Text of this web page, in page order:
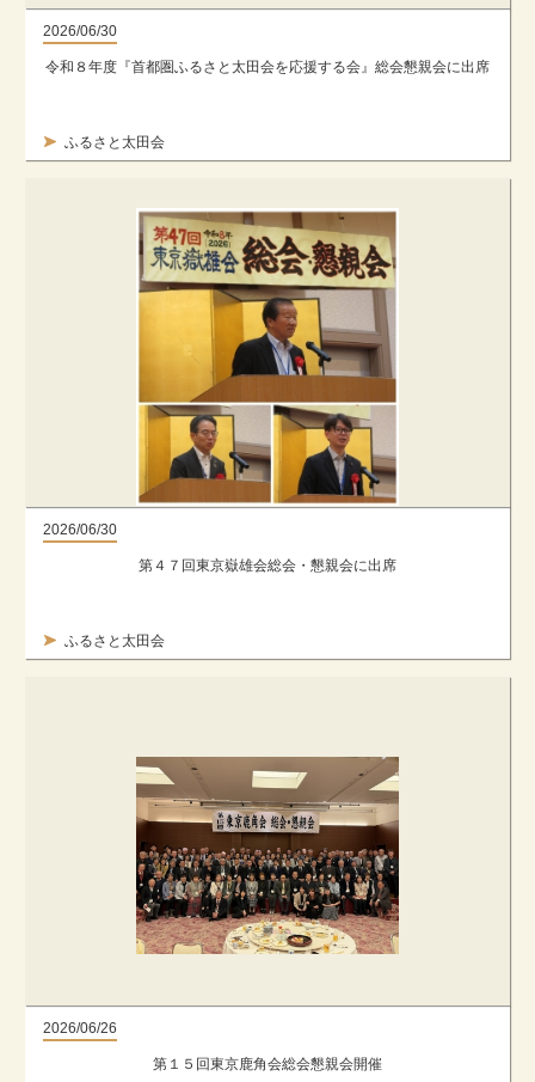
2026/06/30
ふるさと太田会
令和８年度『首都圏ふるさと太田会を応援する会』総会懇親会に出席
2026/06/30
ふるさと太田会
第４７回東京嶽雄会総会・懇親会に出席
2026/06/26
第１５回東京鹿角会総会懇親会開催